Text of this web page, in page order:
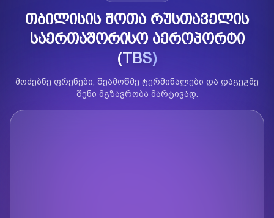
თბილისის შოთა რუსთაველის
საერთაშორისო აეროპორტი
(TBS)
მოძებნე ფრენები, შეამოწმე ტერმინალები და დაგეგმე
შენი მგზავრობა მარტივად.